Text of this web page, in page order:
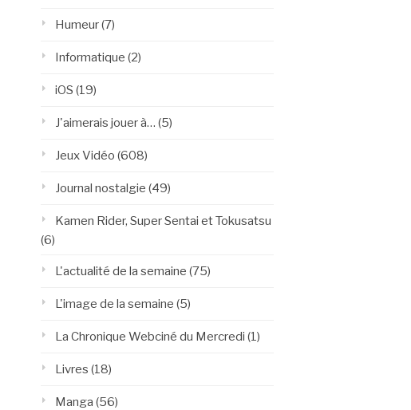
Humeur(7)
Informatique (2)
iOS (19)
J'aimerais jouer à… (5)
Jeux Vidéo (608)
Journal nostalgie (49)
Kamen Rider, Super Sentai et Tokusatsu
(6)
L'actualité de la semaine (75)
L'image de la semaine (5)
La Chronique Webciné du Mercredi (1)
Livres (18)
Manga (56)